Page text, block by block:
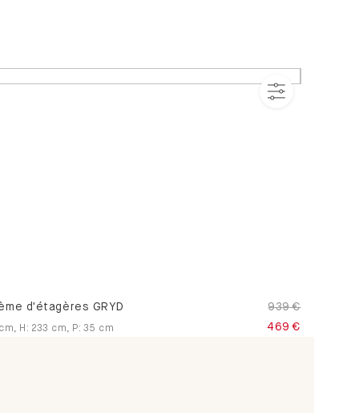
d'étagères GRYD
939 €
469 €
, H : 233 cm, P: 35 cm